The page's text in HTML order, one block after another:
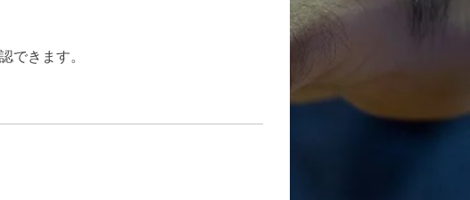
できます。